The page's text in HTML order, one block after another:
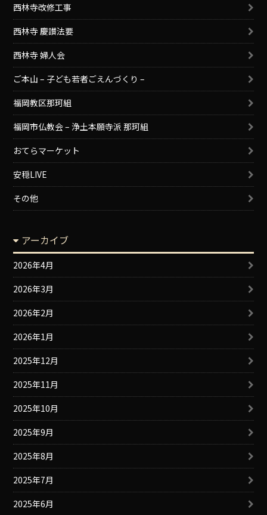
西林寺改修工事
西林寺 慶讃法要
西林寺 婦人会
ご本山 – 子ども若者ごえんづくり –
福岡教区那珂組
福岡市仏教会 – 浄土本願寺派 那珂組
おてらマーケット
安穏LIVE
その他
アーカイブ
2026年4月
2026年3月
2026年2月
2026年1月
2025年12月
2025年11月
2025年10月
2025年9月
2025年8月
2025年7月
2025年6月